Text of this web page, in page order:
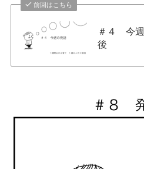
前回はこちら
＃４ 今
後